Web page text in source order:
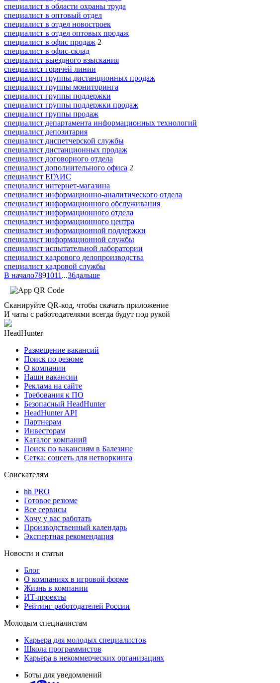
специалист в области охраны труда
специалист в оптовый отдел
специалист в отдел новостроек
специалист в отдел оптовых продаж
специалист в офис продаж 2
специалист в офис-склад
специалист выездного взыскания
специалист горячей линии
специалист группы дистанционных продаж
специалист группы мониторинга
специалист группы поддержки
специалист группы поддержки продаж
специалист группы продаж
специалист департамента информационных технологий
специалист депозитария
специалист диспетчерской службы
специалист дистанционных продаж
специалист договорного отдела
специалист дополнительного офиса 2
специалист ЕГАИС
специалист интернет-магазина
специалист информационно-аналитического отдела
специалист информационного обслуживания
специалист информационного отдела
специалист информационного центра
специалист информационной поддержки
специалист информационной службы
специалист испытательной лаборатории
специалист кадрового делопроизводства
специалист кадровой службы
В начало7891011 ...36дальше
Сканируйте QR-код, чтобы скачать приложение
И чаты с работодателями всегда будут под рукой
HeadHunter
Размещение вакансий
Поиск по резюме
О компании
Наши вакансии
Реклама на сайте
Требования к ПО
Безопасный HeadHunter
HeadHunter API
Партнерам
Инвесторам
Каталог компаний
Поиск по вакансиям в Балезине
Сетка: соцсеть для нетворкинга
Соискателям
hh PRO
Готовое резюме
Все сервисы
Хочу у вас работать
Производственный календарь
Экспертная рекомендация
Новости и статьи
Блог
О компаниях в игровой форме
Жизнь в компании
ИТ-проекты
Рейтинг работодателей России
Молодым специалистам
Карьера для молодых специалистов
Школа программистов
Карьера в некоммерческих организациях
Боты для уведомлений